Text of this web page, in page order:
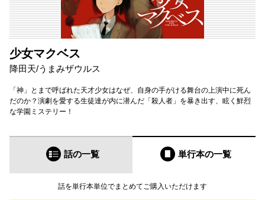
少女マクベス
降田天/うまみザウルス
「神」とまで呼ばれた天才少女はなぜ、自身の手がける舞台の上演中に死ん
だのか？演劇を愛する生徒達が内に潜んだ「殺人者」を暴き出す、眩く鮮烈
な学園ミステリー！
話の一覧 単行本の一覧
話を単行本単位でまとめてご購入いただけます